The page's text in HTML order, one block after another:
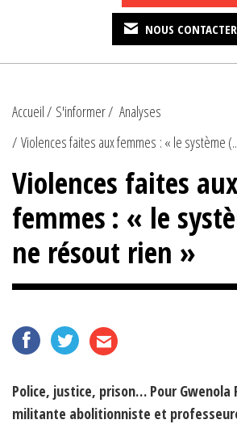
NOUS CONTACTER
Accueil S'informer
Analyses
Violences faites aux femmes : « le système
Violences faites
femmes : « le
ne résout rien »
Police, justice, prison… Pour Gwenola
militante abolitionniste et